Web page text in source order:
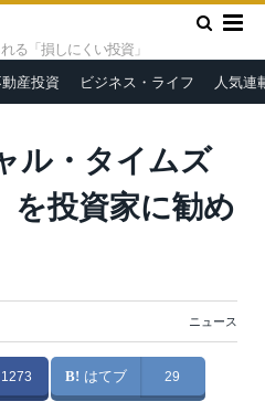
る「損しにくい投資」
産投資 ビジネス・ライフ 人気連
ィナンシャル・タイムズが「日本撤
ル・タイムズ
を投資家に勧め
ニュース
1273 はてブ 29